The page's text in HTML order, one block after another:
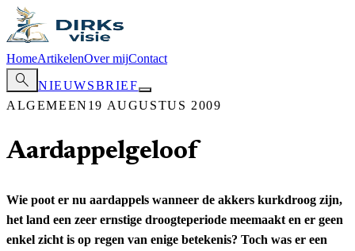
HomeArtikelenOver mijContact
search
NIEUWSBRIEF
ALGEMEEN 19 AUGUSTUS 2009
Aardappelgeloof
Wie poot er nu aardappels wanneer de akkers kurkdroog zijn,
het land een zeer ernstige droogteperiode meemaakt en er geen
enkel zicht is op regen van enige betekenis? Toch was er een